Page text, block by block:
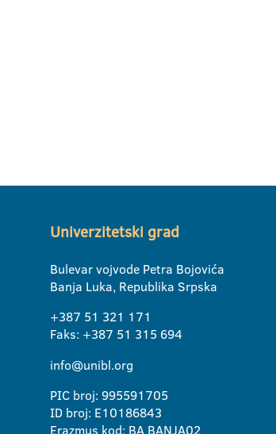
Univerzitetski grad
Bulevar vojvode Petra Bojovića
Banja Luka, Republika Srpska
+387 51 321 171
Faks: +387 51 315 694
info@unibl.org
PIC broj: 995591705
ID broj: E10186843
Erazmus kod: BA BANJA02